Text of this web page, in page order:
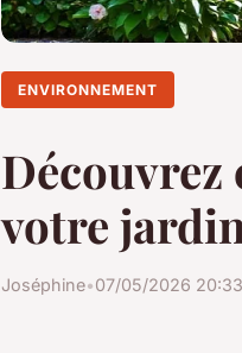
ENVIRONNEMENT
votre
Joséphine•07/05/2026 20:33